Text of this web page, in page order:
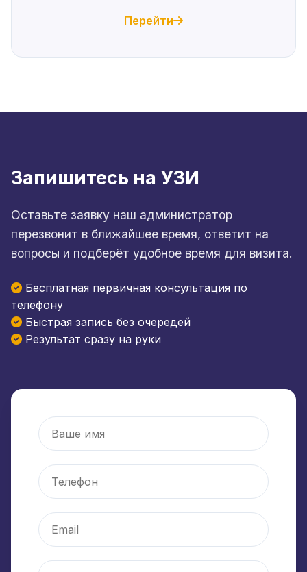
Перейти
Запишитесь на УЗИ
Оставьте заявку наш администратор
перезвонит в ближайшее время, ответит на
вопросы и подберёт удобное время для визита.
Бесплатная первичная консультация по
телефону
Быстрая запись без очередей
Результат сразу на руки